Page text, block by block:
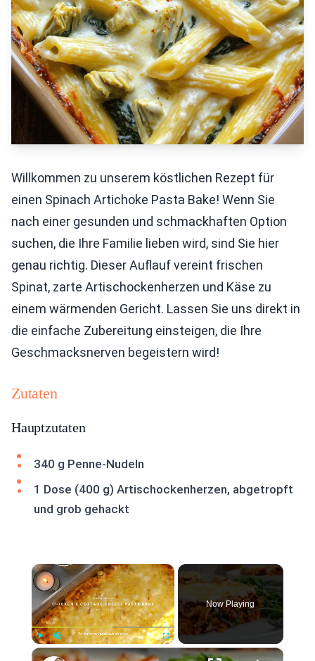
Willkommen zu unserem köstlichen Rezept für
einen Spinach Artichoke Pasta Bake! Wenn Sie
nach einer gesunden und schmackhaften Option
suchen, die Ihre Familie lieben wird, sind Sie hier
genau richtig. Dieser Auflauf vereint frischen
Spinat, zarte Artischockenherzen und Käse zu
einem wärmenden Gericht. Lassen Sie uns direkt in
die einfache Zubereitung einsteigen, die Ihre
Geschmacksnerven begeistern wird!
Zutaten
Hauptzutaten
340 g Penne-Nudeln
1 Dose (400 g) Artischockenherzen, abgetropft
und grob gehackt
×
Play Unmute Fullscreen
Now Playing
×